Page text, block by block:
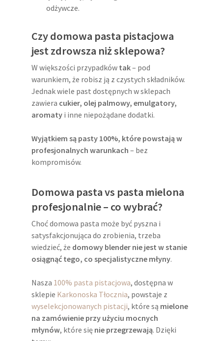
odżywcze.
Czy domowa pasta pistacjowa
jest zdrowsza niż sklepowa?
W większości przypadków tak– pod
warunkiem, że robisz ją z czystych składników.
Jednak wiele past dostępnych w sklepach
zawiera cukier, olej palmowy, emulgatory,
aromaty i inne niepożądane dodatki.
Wyjątkiem są pasty 100%, które powstają w
profesjonalnych warunkach – bez
kompromisów.
Domowa pasta vs pasta mielona
profesjonalnie – co wybrać?
Choć domowa pasta może być pyszna i
satysfakcjonująca do zrobienia, trzeba
wiedzieć, że domowy blender nie jest w stanie
osiągnąć tego, co specjalistyczne młyny.
Nasza 100% pasta pistacjowa, dostępna w
sklepie Karkonoska Tłocznia, powstaje z
wyselekcjonowanych pistacji, które są mielone
na zamówienie przy użyciu mocnych
młynów, które się nie przegrzewają. Dzięki